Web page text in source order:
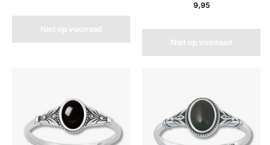
Niet op voorraad
9,95
Niet op voorraad